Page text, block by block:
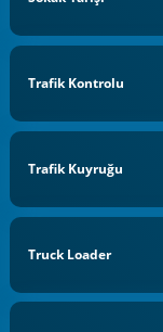
Trafik Kontrolu
Trafik Kuyruğu
Truck Loader